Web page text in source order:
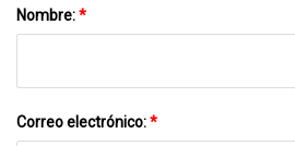
Nombre:*
Correo electrónico:*